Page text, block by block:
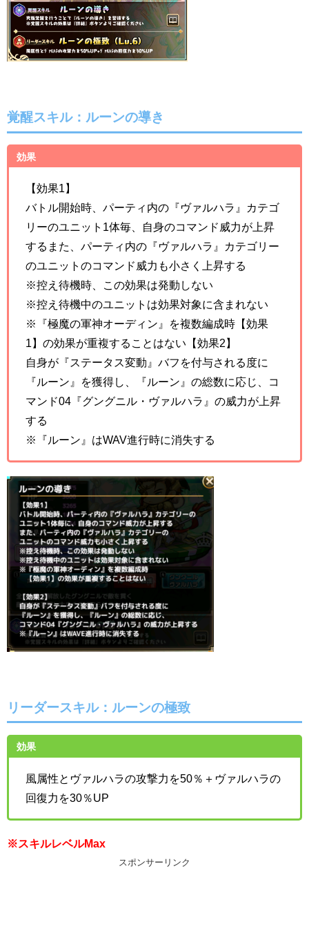
覚醒スキル： ルーンの導き
効果
【効果1】
バトル開始時、パーティ内の『ヴァルハラ』カテゴ
リーのユニット1体毎、自身のコマンド威力が上昇
するまた、パーティ内の『ヴァルハラ』カテゴリー
のユニットのコマンド威力も小さく上昇する
※控え待機時、この効果は発動しない
※控え待機中のユニットは効果対象に含まれない
※『極魔の軍神オーディン』を複数編成時【効果
1】の効果が重複することはない【効果2】
自身が『ステータス変動』バフを付与される度に
『ルーン』を獲得し、『ルーン』の総数に応じ、コ
マンド04『グングニル・ヴァルハラ』の威力が上昇
する
※『ルーン』はWAV進行時に消失する
リーダースキル： ルーンの極致
効果
風属性とヴァルハラの攻撃力を50％＋ヴァルハラの
回復力を30％UP
※スキルレベルMax
スポンサーリンク